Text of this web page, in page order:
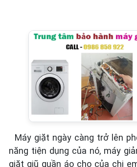
Máy giặt ngày càng trở lên
năng tiện dụng của nó, máy
giặt giũ quần áo cho của chị